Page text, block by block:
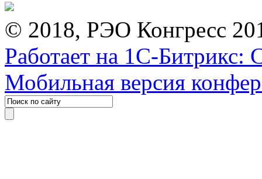
© 2018, РЭО Конгресс
Работает на 1С-Битрикс:
Мобильная версия